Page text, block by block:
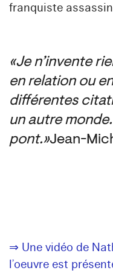
franquiste
« Je n’invente
en relation ou
différentes
un autre
pont. »Jean-
⇒ Une vidéo de
l’oeuvre est